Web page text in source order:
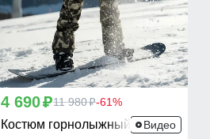
4 690p11 980p-61%
Костюм горнолыжный 02412Bl
Видео